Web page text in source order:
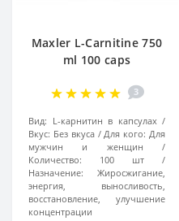
Maxler L-Carnitine 750
ml 100 caps
3
Вид: L-карнитин в капсулах
Вкус: Без вкуса Для кого: Для
мужчин и женщин
Количество:
100 шт
Назначение:
Жиросжигание,
энергия, выносливость,
восстановление, улучшение
концентрации